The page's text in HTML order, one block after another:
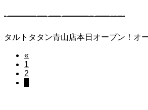
タルトタタン青山店本日オープン！オ
«
1
2